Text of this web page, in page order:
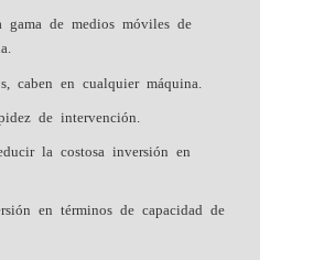
gama de medios móviles de
caben en cualquier máquina.
de intervención.
la costosa inversión en
en términos de capacidad de